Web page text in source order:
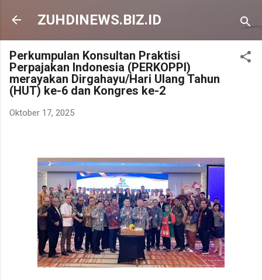
Langsung ke konten utama
ZUHDINEWS.BIZ.ID
Perkumpulan Konsultan Praktisi
Perpajakan Indonesia (PERKOPPI)
merayakan Dirgahayu/Hari Ulang Tahun
(HUT) ke-6 dan Kongres ke-2
Oktober 17, 2025